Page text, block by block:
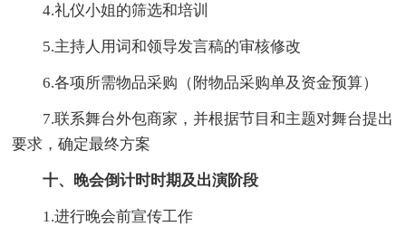
4.礼仪小姐的筛选和培训
5.主持人用词和领导发言稿的审核修改
6.各项所需物品采购（附物品采购单及资金预算）
7.联系舞台外包商家，并根据节目和主题对舞台提出
要求，确定最终方案
十、晚会倒计时时期及出演阶段
1.进行晚会前宣传工作